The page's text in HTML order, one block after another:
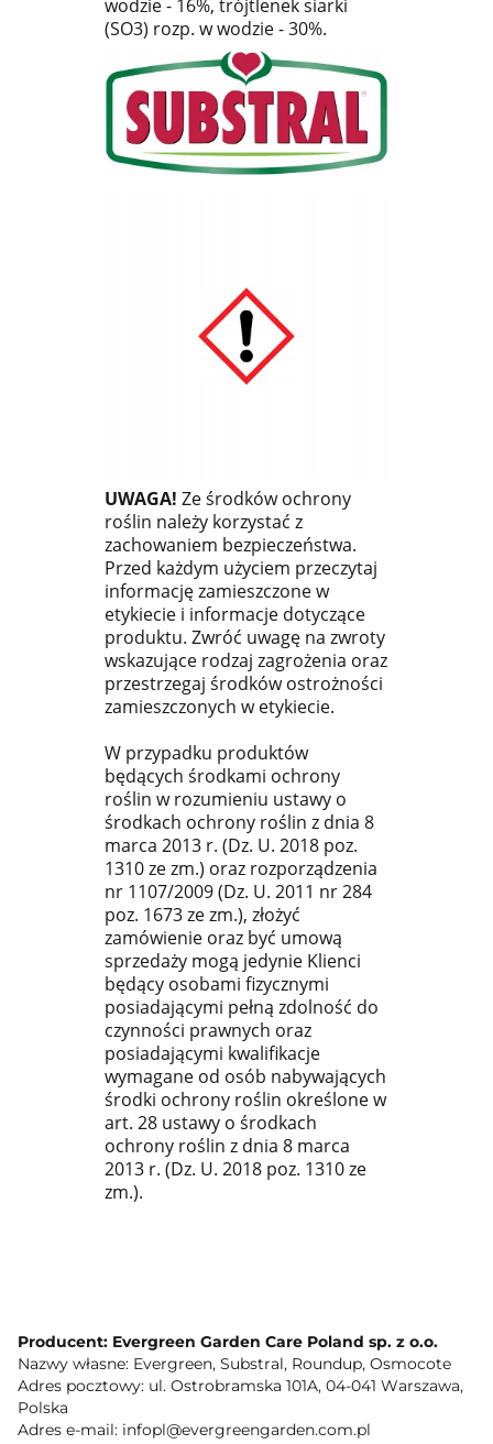
wodzie - 16%, trójtlenek siarki
(SO3) rozp. w wodzie - 30%.
UWAGA! Ze środków ochrony
roślin należy korzystać z
zachowaniem bezpieczeństwa.
Przed każdym użyciem przeczytaj
informację zamieszczone w
etykiecie i informacje dotyczące
produktu. Zwróć uwagę na zwroty
wskazujące rodzaj zagrożenia oraz
przestrzegaj środków ostrożności
zamieszczonych w etykiecie.
W przypadku produktów
będących środkami ochrony
roślin w rozumieniu ustawy o
środkach ochrony roślin z dnia 8
marca 2013 r. (Dz. U. 2018 poz.
1310 ze zm.) oraz rozporządzenia
nr 1107/2009 (Dz. U. 2011 nr 284
poz. 1673 ze zm.), złożyć
zamówienie oraz być umową
sprzedaży mogą jedynie Klienci
będący osobami fizycznymi
posiadającymi pełną zdolność do
czynności prawnych oraz
posiadającymi kwalifikacje
wymagane od osób nabywających
środki ochrony roślin określone w
art. 28 ustawy o środkach
ochrony roślin z dnia 8 marca
2013 r. (Dz. U. 2018 poz. 1310 ze
zm.).
Producent: Evergreen Garden Care Poland sp. z o.o.
Nazwy własne: Evergreen, Substral, Roundup, Osmocote
Adres pocztowy: ul. Ostrobramska 101A, 04-041 Warszawa,
Polska
Adres e-mail: infopl@evergreengarden.com.pl